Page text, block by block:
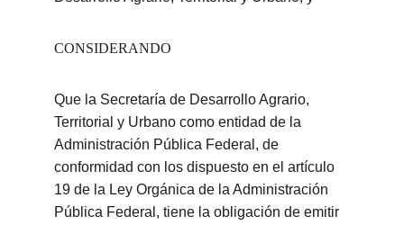
CONSIDERANDO
Que la Secretaría de Desarrollo Agrario,
Territorial y Urbano como entidad de la
Administración Pública Federal, de
conformidad con los dispuesto en el artículo
19 de la Ley Orgánica de la Administración
Pública Federal, tiene la obligación de emitir